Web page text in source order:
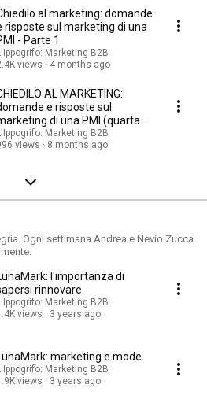
al marketing: domande
risposte sul marketing di una
- Parte 1
Marketing B2B
views
4 months ago
AL MARKETING:
e risposte sul
di una PMI (quarta
Marketing B2B
views
8 months ago
Ogni settimana Andrea e Nevio Zucca
l'importanza di
rinnovare
Marketing B2B
views
3 years ago
marketing e mode
Marketing B2B
views
3 years ago